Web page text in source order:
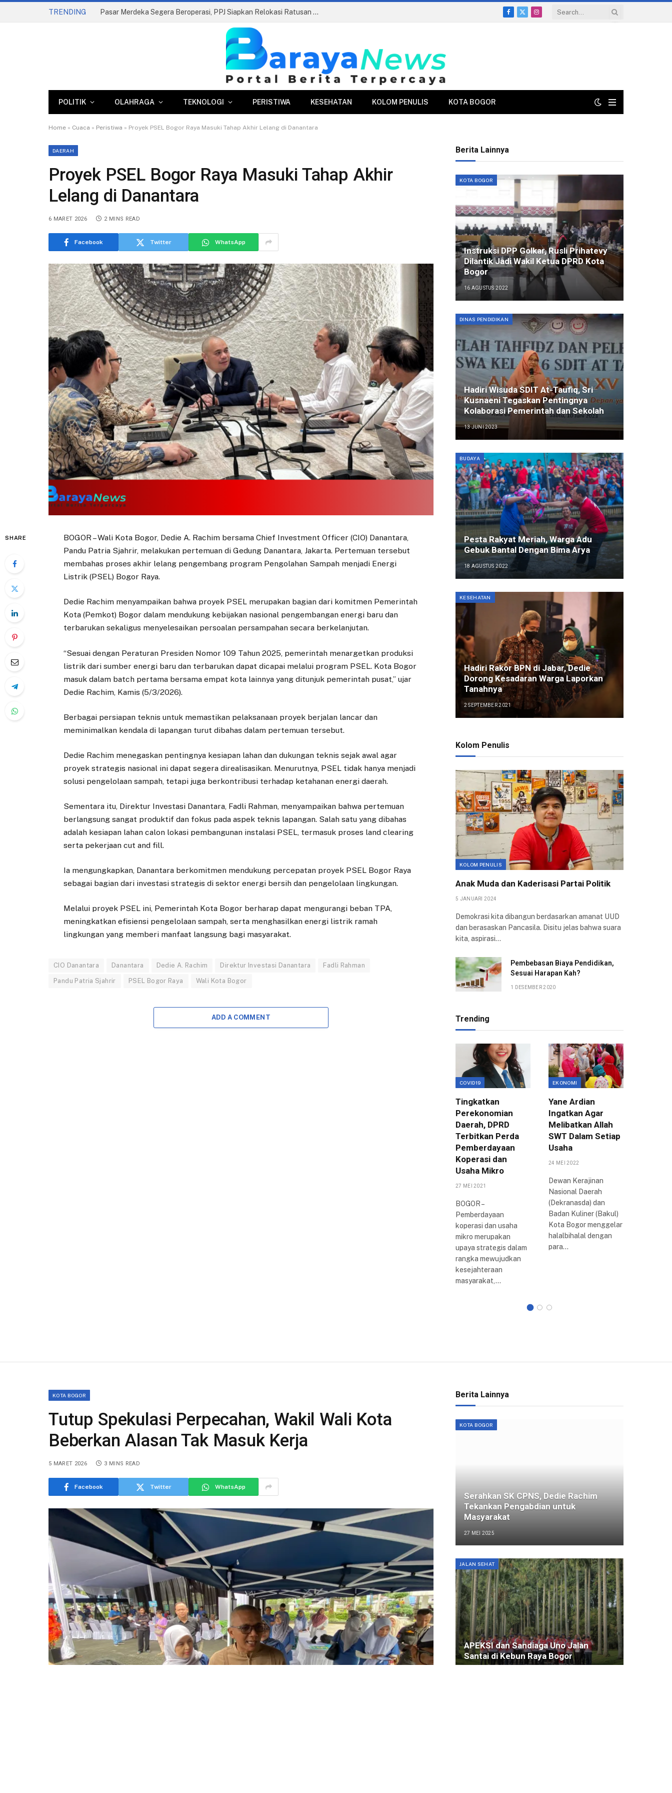
TRENDING Pasar Merdeka Segera Beroperasi, PPJ Siapkan Relokasi Ratusan Pedagang dan PKL
Facebook
X
Instagram
POLITIK OLAHRAGA TEKNOLOGI PERISTIWA KESEHATAN KOLOM PENULIS KOTA BOGOR
Home » Cuaca » Peristiwa » Proyek PSEL Bogor Raya Masuki Tahap Akhir Lelang di Danantara
DAERAH
Proyek PSEL Bogor Raya Masuki Tahap Akhir
Lelang di Danantara
6 MARET 2026 2 MINS READ
Facebook Twitter WhatsApp
SHARE
BOGOR – Wali Kota Bogor, Dedie A. Rachim bersama Chief Investment Officer (CIO) Danantara,
Pandu Patria Sjahrir, melakukan pertemuan di Gedung Danantara, Jakarta. Pertemuan tersebut
membahas proses akhir lelang pengembang program Pengolahan Sampah menjadi Energi
Listrik (PSEL) Bogor Raya.
Dedie Rachim menyampaikan bahwa proyek PSEL merupakan bagian dari komitmen Pemerintah
Kota (Pemkot) Bogor dalam mendukung kebijakan nasional pengembangan energi baru dan
terbarukan sekaligus menyelesaikan persoalan persampahan secara berkelanjutan.
“Sesuai dengan Peraturan Presiden Nomor 109 Tahun 2025, pemerintah menargetkan produksi
listrik dari sumber energi baru dan terbarukan dapat dicapai melalui program PSEL. Kota Bogor
masuk dalam batch pertama bersama empat kota lainnya yang ditunjuk pemerintah pusat,” ujar
Dedie Rachim, Kamis (5/3/2026).
Berbagai persiapan teknis untuk memastikan pelaksanaan proyek berjalan lancar dan
meminimalkan kendala di lapangan turut dibahas dalam pertemuan tersebut.
Dedie Rachim menegaskan pentingnya kesiapan lahan dan dukungan teknis sejak awal agar
proyek strategis nasional ini dapat segera direalisasikan. Menurutnya, PSEL tidak hanya menjadi
solusi pengelolaan sampah, tetapi juga berkontribusi terhadap ketahanan energi daerah.
Sementara itu, Direktur Investasi Danantara, Fadli Rahman, menyampaikan bahwa pertemuan
berlangsung sangat produktif dan fokus pada aspek teknis lapangan. Salah satu yang dibahas
adalah kesiapan lahan calon lokasi pembangunan instalasi PSEL, termasuk proses land clearing
serta pekerjaan cut and fill.
Ia mengungkapkan, Danantara berkomitmen mendukung percepatan proyek PSEL Bogor Raya
sebagai bagian dari investasi strategis di sektor energi bersih dan pengelolaan lingkungan.
Melalui proyek PSEL ini, Pemerintah Kota Bogor berharap dapat mengurangi beban TPA,
meningkatkan efisiensi pengelolaan sampah, serta menghasilkan energi listrik ramah
lingkungan yang memberi manfaat langsung bagi masyarakat.
CIO Danantara Danantara Dedie A. Rachim Direktur Investasi Danantara Fadli Rahman
Pandu Patria Sjahrir PSEL Bogor Raya Wali Kota Bogor
ADD A COMMENT
Berita Lainnya
KOTA BOGOR
Instruksi DPP Golkar, Rusli Prihatevy
Dilantik Jadi Wakil Ketua DPRD Kota
Bogor
16 AGUSTUS 2022
DINAS PENDIDIKAN
Hadiri Wisuda SDIT At-Taufiq, Sri
Kusnaeni Tegaskan Pentingnya
Kolaborasi Pemerintah dan Sekolah
13 JUNI 2023
BUDAYA
Pesta Rakyat Meriah, Warga Adu
Gebuk Bantal Dengan Bima Arya
18 AGUSTUS 2022
KESEHATAN
Hadiri Rakor BPN di Jabar, Dedie
Dorong Kesadaran Warga Laporkan
Tanahnya
2 SEPTEMBER 2021
Kolom Penulis
KOLOM PENULIS
Anak Muda dan Kaderisasi Partai Politik
5 JANUARI 2024
Demokrasi kita dibangun berdasarkan amanat UUD
dan berasaskan Pancasila. Disitu jelas bahwa suara
kita, aspirasi…
Pembebasan Biaya Pendidikan,
Sesuai Harapan Kah?
1 DESEMBER 2020
Trending
COVID19
Tingkatkan
Perekonomian
Daerah, DPRD
Terbitkan Perda
Pemberdayaan
Koperasi dan
Usaha Mikro
27 MEI 2021
BOGOR –
Pemberdayaan
koperasi dan usaha
mikro merupakan
upaya strategis dalam
rangka mewujudkan
kesejahteraan
masyarakat,…
EKONOMI
Yane Ardian
Ingatkan Agar
Melibatkan Allah
SWT Dalam Setiap
Usaha
24 MEI 2022
Dewan Kerajinan
Nasional Daerah
(Dekranasda) dan
Badan Kuliner (Bakul)
Kota Bogor menggelar
halalbihalal dengan
para…
KOTA BOGOR
Tutup Spekulasi Perpecahan, Wakil Wali Kota
Beberkan Alasan Tak Masuk Kerja
5 MARET 2026 3 MINS READ
Facebook Twitter WhatsApp
Berita Lainnya
KOTA BOGOR
Serahkan SK CPNS, Dedie Rachim
Tekankan Pengabdian untuk
Masyarakat
27 MEI 2025
JALAN SEHAT
APEKSI dan Sandiaga Uno Jalan
Santai di Kebun Raya Bogor